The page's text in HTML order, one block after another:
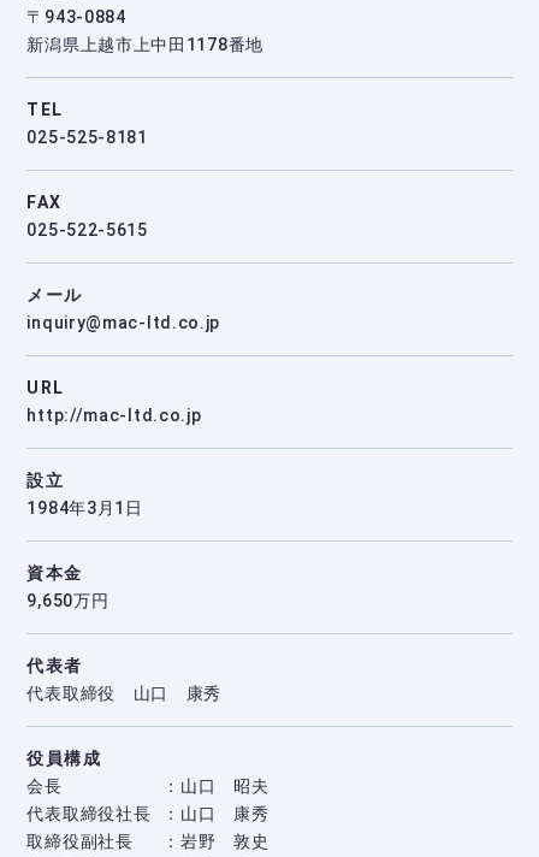
〒943-0884
新潟県上越市上中田1178番地
TEL
025-525-8181
FAX
025-522-5615
メール
inquiry@mac-ltd.co.jp
URL
http://mac-ltd.co.jp
設立
1984年3月1日
資本金
9,650万円
代表者
代表取締役 山口 康秀
役員構成
会長
山口 昭夫
代表取締役社長
山口 康秀
取締役副社長
岩野 敦史